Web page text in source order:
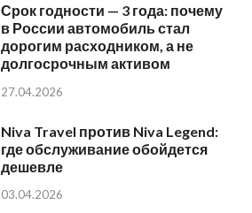
Срок годности — 3 года: почему
в России автомобиль стал
дорогим расходником, а не
долгосрочным активом
27.04.2026
Niva Travel против Niva Legend:
где обслуживание обойдется
дешевле
03.04.2026